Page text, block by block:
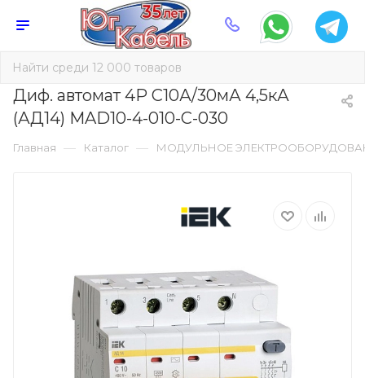
Диф. автомат 4Р С10А/30мА 4,5кА
(АД14) MAD10-4-010-C-030
Главная — Каталог — МОДУЛЬНОЕ